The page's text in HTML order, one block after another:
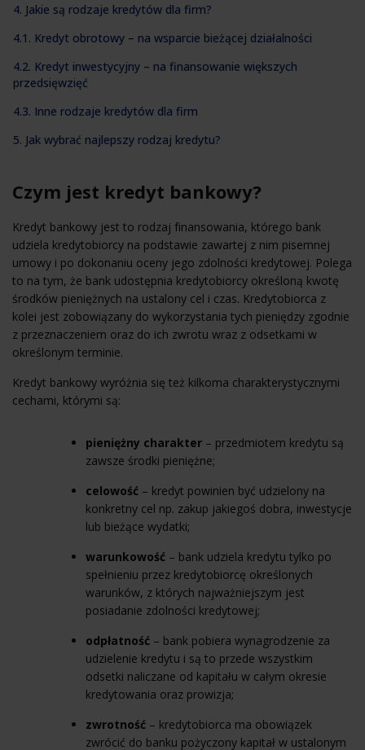
4. Jakie są rodzaje kredytów dla firm?
4.1. Kredyt obrotowy – na wsparcie bieżącej działalności
4.2. Kredyt inwestycyjny – na finansowanie większych
przedsięwzięć
4.3. Inne rodzaje kredytów dla firm
5. Jak wybrać najlepszy rodzaj kredytu?
Czym jest kredyt bankowy?
Kredyt bankowy jest to rodzaj finansowania, którego bank
udziela kredytobiorcy na podstawie zawartej z nim pisemnej
umowy i po dokonaniu oceny jego zdolności kredytowej. Polega
to na tym, że bank udostępnia kredytobiorcy określoną kwotę
środków pieniężnych na ustalony cel i czas. Kredytobiorca z
kolei jest zobowiązany do wykorzystania tych pieniędzy zgodnie
z przeznaczeniem oraz do ich zwrotu wraz z odsetkami w
określonym terminie.
Kredyt bankowy wyróżnia się też kilkoma charakterystycznymi
cechami, którymi są:
pieniężny charakter – przedmiotem kredytu są
zawsze środki pieniężne;
celowość – kredyt powinien być udzielony na
konkretny cel np. zakup jakiegoś dobra, inwestycje
lub bieżące wydatki;
warunkowość – bank udziela kredytu tylko po
spełnieniu przez kredytobiorcę określonych
warunków, z których najważniejszym jest
posiadanie zdolności kredytowej;
odpłatność – bank pobiera wynagrodzenie za
udzielenie kredytu i są to przede wszystkim
odsetki naliczane od kapitału w całym okresie
kredytowania oraz prowizja;
zwrotność – kredytobiorca ma obowiązek
zwrócić do banku pożyczony kapitał w ustalonym